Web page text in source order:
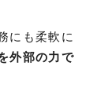
にも柔軟に
外部の力で